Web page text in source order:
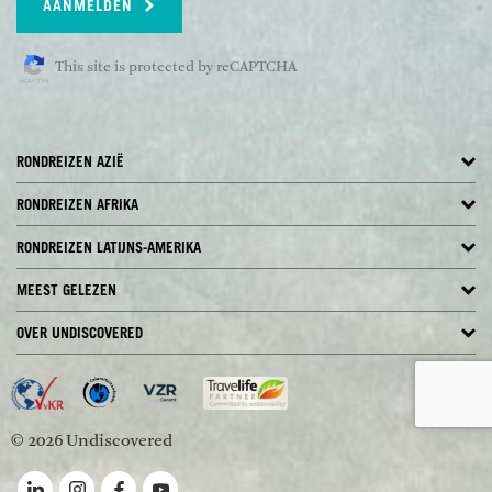
reis zuidwaarts door een groot gebied met open
vlaktes. Dit gebied kenmerkt zich met name door
landbouw en een groot aantal veeboerderijen.
is. Je komt aan in het Okonjima Nature Reserve,
wat bekend geworden is door het AfriCat
Foundation. Dit is een non-profit organisatie
die zich volledig inzet in het behoud van
bedreigde diersoorten, waaronder de luipaard,
hyena, het aardvarken en het schubdier of ook wel
termieteneter genoemd. Laat je informeren over
het bijzondere project en bezoek het
onderzoekscentrum om meer te weten te komen
AANMELDEN
This site is protected by reCAPTCHA
RONDREIZEN AZIË
RONDREIZEN AFRIKA
RONDREIZEN LATIJNS-AMERIKA
MEEST GELEZEN
OVER UNDISCOVERED
© 2026 Undiscovered